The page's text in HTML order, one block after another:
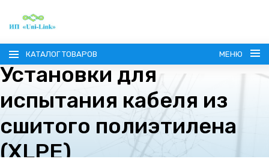
КАТАЛОГ ТОВАРОВ МЕНЮ
ГЛАВНАЯ
Установки для
испытания кабеля из
сшитого полиэтилена
(XLPE)